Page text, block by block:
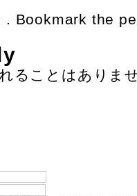
Bookmark the
ることはありま